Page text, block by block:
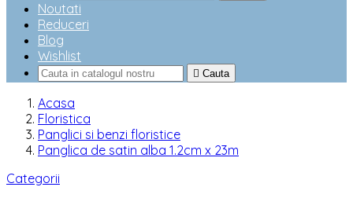
Noutati
Reduceri
Blog
Wishlist
 Cauta
Acasa
Floristica
Panglici si benzi floristice
Panglica de satin alba 1.2cm x 23m
Categorii